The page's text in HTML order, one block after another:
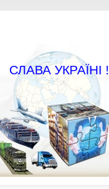
СЛАВА УКРАЇНІ !